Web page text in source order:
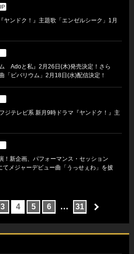
ヤンドク！』主題歌「エンゼルシーク」1月
Adoと私』2月26日(木)発売決定！さら
「ビバリウム」2月18日(水)配信決定！
ジテレビ系 新月9時ドラマ『ヤンドク！』主
！新企画、パフォーマンス・セッション
てメジャーデビュー曲「うっせぇわ」を披
3 4 5 6 … 31